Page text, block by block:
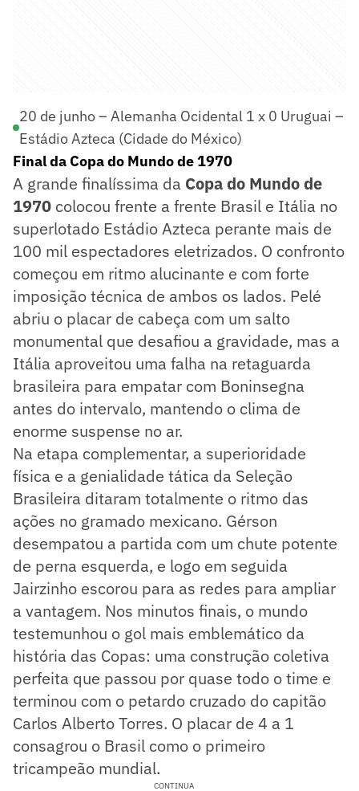
20 de junho – Alemanha Ocidental 1 x 0 Uruguai –
Estádio Azteca (Cidade do México)
Final da Copa do Mundo de 1970
A grande finalíssima da Copa do Mundo de
1970 colocou frente a frente Brasil e Itália no
superlotado Estádio Azteca perante mais de
100 mil espectadores eletrizados. O confronto
começou em ritmo alucinante e com forte
imposição técnica de ambos os lados. Pelé
abriu o placar de cabeça com um salto
monumental que desafiou a gravidade, mas a
Itália aproveitou uma falha na retaguarda
brasileira para empatar com Boninsegna
antes do intervalo, mantendo o clima de
enorme suspense no ar.
Na etapa complementar, a superioridade
física e a genialidade tática da Seleção
Brasileira ditaram totalmente o ritmo das
ações no gramado mexicano. Gérson
desempatou a partida com um chute potente
de perna esquerda, e logo em seguida
Jairzinho escorou para as redes para ampliar
a vantagem. Nos minutos finais, o mundo
testemunhou o gol mais emblemático da
história das Copas: uma construção coletiva
perfeita que passou por quase todo o time e
terminou com o petardo cruzado do capitão
Carlos Alberto Torres. O placar de 4 a 1
consagrou o Brasil como o primeiro
tricampeão mundial.
CONTINUA